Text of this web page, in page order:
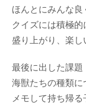
ほんとにみんな良
クイズには積極
盛り上がり、楽し
最後に出した課題
海獣たちの種類に
メモして持ち帰る